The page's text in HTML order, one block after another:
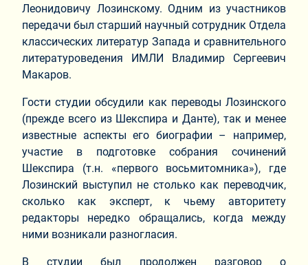
Леонидовичу Лозинскому. Одним из участников
передачи был старший научный сотрудник Отдела
классических литератур Запада и сравнительного
литературоведения ИМЛИ Владимир Сергеевич
Макаров.
Гости студии обсудили как переводы Лозинского
(прежде всего из Шекспира и Данте), так и менее
известные аспекты его биографии – например,
участие в подготовке собрания сочинений
Шекспира (т.н. «первого восьмитомника»), где
Лозинский выступил не столько как переводчик,
сколько как эксперт, к чьему авторитету
редакторы нередко обращались, когда между
ними возникали разногласия.
В студии был продолжен разговор о